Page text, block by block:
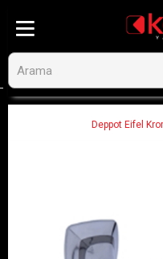
Deppot Eifel